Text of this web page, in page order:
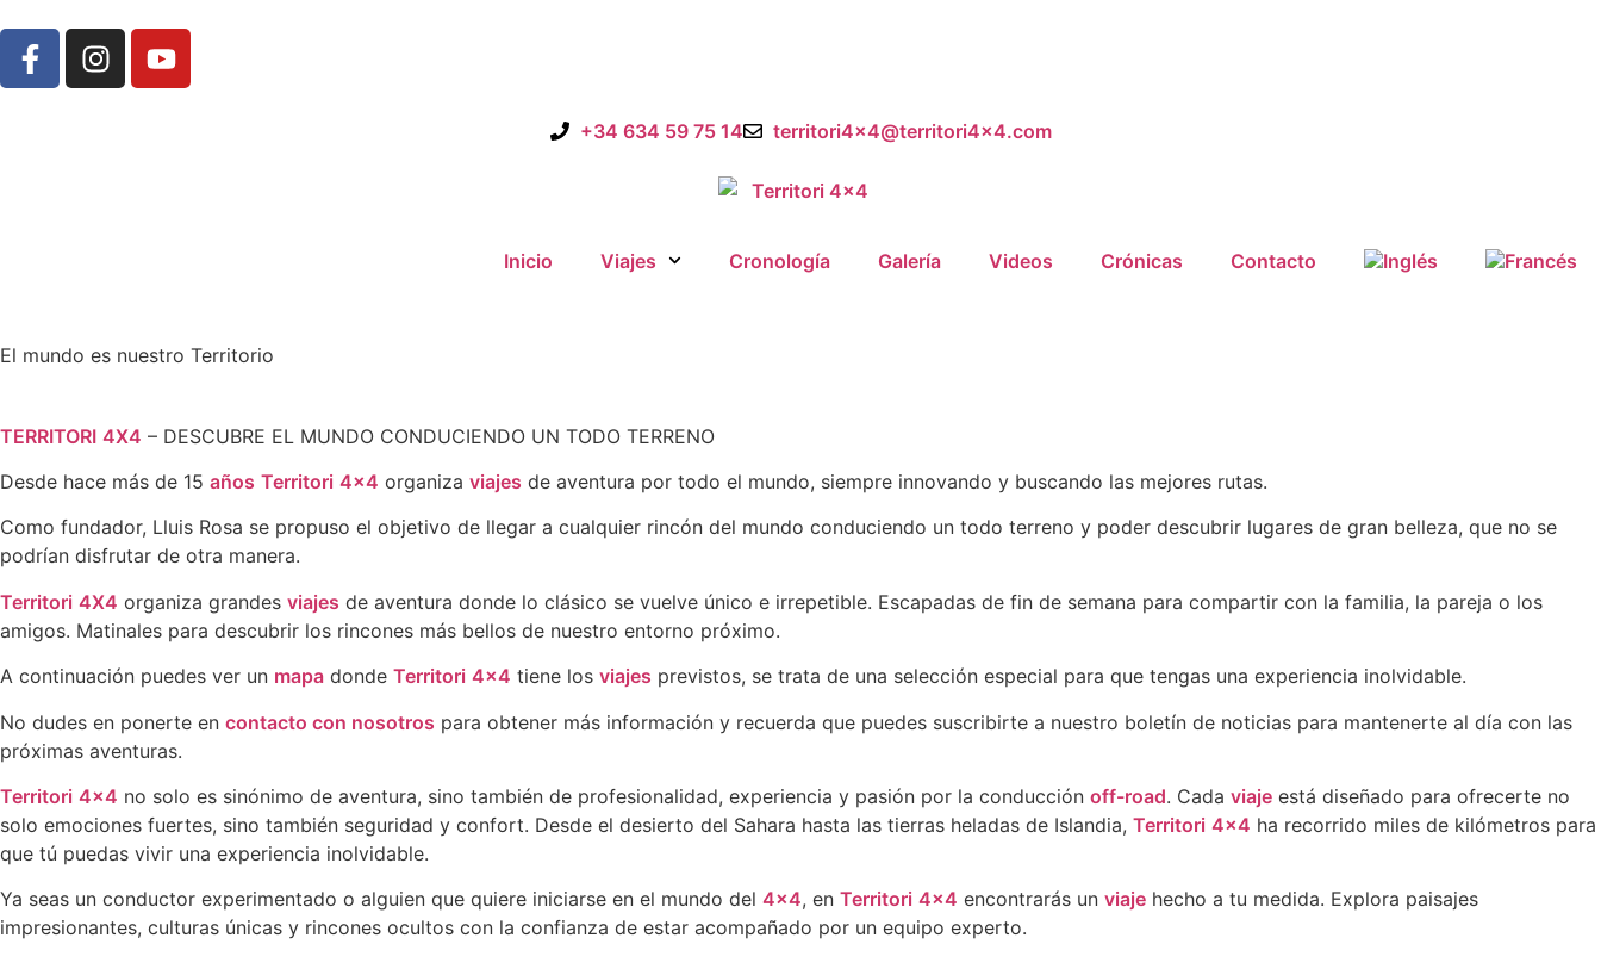
+34 634 59 75 14 territori4x4@territori4x4.com
Inicio Viajes Cronología Galería Videos Crónicas Contacto
El mundo es nuestro Territorio
TERRITORI 4X4 – DESCUBRE EL MUNDO CONDUCIENDO UN TODO TERRENO
Desde hace más de 15 años Territori 4×4 organiza viajes de aventura por todo el mundo, siempre innovando y buscando las mejores rutas.
Como fundador, Lluis Rosa se propuso el objetivo de llegar a cualquier rincón del mundo conduciendo un todo terreno y poder descubrir lugares de gran belleza, que no se
podrían disfrutar de otra manera.
Territori 4X4 organiza grandes viajes de aventura donde lo clásico se vuelve único e irrepetible. Escapadas de fin de semana para compartir con la familia, la pareja o los
amigos. Matinales para descubrir los rincones más bellos de nuestro entorno próximo.
A continuación puedes ver un mapa donde Territori 4×4 tiene los viajes previstos, se trata de una selección especial para que tengas una experiencia inolvidable.
No dudes en ponerte en contacto con nosotros para obtener más información y recuerda que puedes suscribirte a nuestro boletín de noticias para mantenerte al día con las
próximas aventuras.
Territori 4×4 no solo es sinónimo de aventura, sino también de profesionalidad, experiencia y pasión por la conducción off-road. Cada viaje está diseñado para ofrecerte no
solo emociones fuertes, sino también seguridad y confort. Desde el desierto del Sahara hasta las tierras heladas de Islandia, Territori 4×4 ha recorrido miles de kilómetros para
que tú puedas vivir una experiencia inolvidable.
Ya seas un conductor experimentado o alguien que quiere iniciarse en el mundo del 4×4, en Territori 4×4 encontrarás un viaje hecho a tu medida. Explora paisajes
impresionantes, culturas únicas y rincones ocultos con la confianza de estar acompañado por un equipo experto.